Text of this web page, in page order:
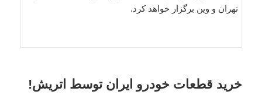
تهران و وین برگزار خواهد کرد.
خرید قطعات خودرو ایران توسط اتریش!